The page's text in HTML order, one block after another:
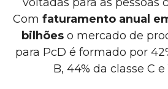
Com faturamento anual
bilhões o mercado de
para PcD é formado por
B, 44% da classe C e